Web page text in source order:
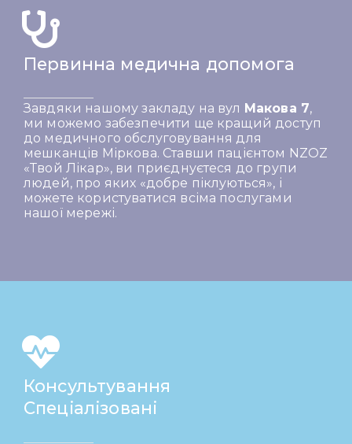
Первинна медична допомога
Завдяки нашому закладу на вул Макова 7,
ми можемо забезпечити ще кращий доступ
до медичного обслуговування для
мешканців Міркова. Ставши пацієнтом NZOZ
«Твой Лікар», ви приєднуєтеся до групи
людей, про яких «добре піклуються», і
можете користуватися всіма послугами
нашої мережі.
Консультування
Спеціалізовані